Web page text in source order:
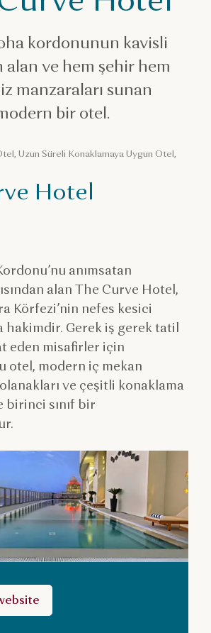
kordonunun kavisli
alan ve hem şehir hem
manzaraları sunan
bir otel.
Uzun Süreli Konaklamaya Uygun Otel,
Hotel
anımsatan
alan The Curve Hotel,
Körfezi’nin nefes kesici
hakimdir. Gerek iş gerek tatil
eden misafirler için
otel, modern iç mekan
ve çeşitli konaklama
birinci sınıf bir